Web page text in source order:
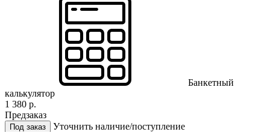
Банкетный
калькулятор
1 380 р.
Предзаказ
Под заказ
Уточнить наличие/поступление